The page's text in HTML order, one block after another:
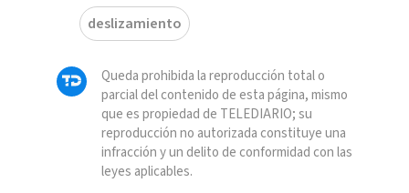
deslizamiento
Queda prohibida la reproducción total o
parcial del contenido de esta página, mismo
que es propiedad de TELEDIARIO; su
reproducción no autorizada constituye una
infracción y un delito de conformidad con las
leyes aplicables.